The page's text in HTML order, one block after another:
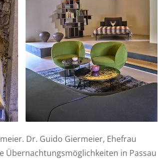
Dr. Guido Giermeier, Ehefrau
in Passau